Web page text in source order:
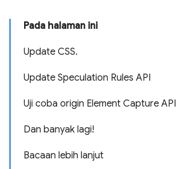
Pada halaman ini
Update CSS.
Update Speculation Rules API
Uji coba origin Element Capture API
Dan banyak lagi!
Bacaan lebih lanjut